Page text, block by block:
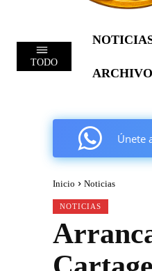
TODO
Únete
Inicio Noticias
NOTICIAS